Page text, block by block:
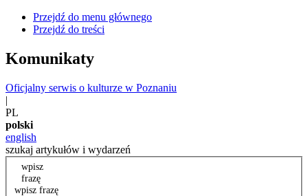
Przejdź do menu głównego
Przejdź do treści
Komunikaty
Oficjalny serwis o kulturze w Poznaniu
|
PL
polski
english
szukaj artykułów i wydarzeń
wpisz
frazę
wpisz frazę